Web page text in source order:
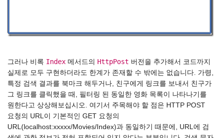
그러나 비록 Index 메서드의 HttpPost 버전을 추가해서 코드까지
실제로 모두 구현하더라도 한계가 존재할 수 밖에는 없습니다. 가령,
특정 검색 결과를 북마크 해두거나, 친구에게 링크를 보내서 친구가
그 링크를 클릭했을 때, 필터링 된 동일한 영화 목록이 나타나기를
원한다고 상상해보십시오. 여기서 주목해야 할 점은 HTTP POST
요청의 URL이 기본적인 GET 요청의
URL(localhost:xxxxx/Movies/Index)과 동일하기 때문에, URL에 검